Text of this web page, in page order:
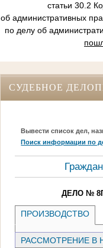
статьи 30.2
об административных
по делу об
СУДЕБНОЕ
Вывести список дел,
Поиск информации по
ДЕЛО № 8Г-
ПРОИЗВОДСТВО
РАССМОТРЕНИЕ В